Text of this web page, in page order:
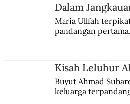
Kisah Leluhur Ahmad
Dalam
Maria Ullfah
pandangan
Kisah Leluhur
Buyut Ahmad
keluarga